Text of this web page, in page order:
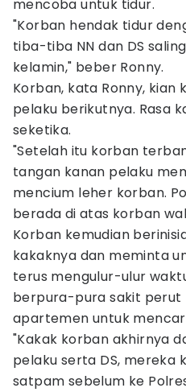
mencoba untuk tidur.
"Korban hendak tidur
tiba-tiba NN dan DS
kelamin," beber Ronny.
Korban, kata Ronny, kian
pelaku berikutnya. Rasa
seketika.
"Setelah itu korban
tangan kanan pelaku
mencium leher korban.
berada di atas korban
Korban kemudian
kakaknya dan meminta
terus mengulur-ulur
berpura-pura sakit perut
apartemen untuk
"Kakak korban akhirnya
pelaku serta DS, mereka
satpam sebelum ke